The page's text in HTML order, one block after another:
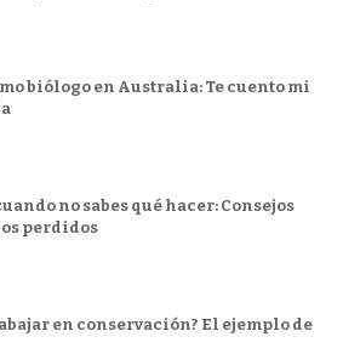
biólogo en Australia: Te cuento mi
no sabes qué hacer: Consejos
perdidos
en conservación? El ejemplo de